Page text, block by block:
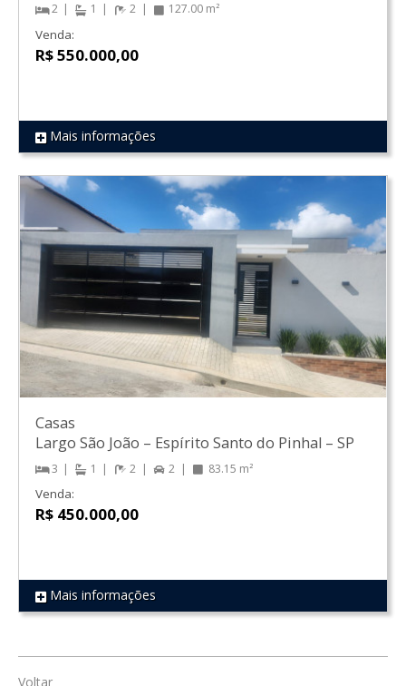
REF 1300
2 1 2 127.00 m²
Venda:
R$ 550.000,00
Mais informações
REF 1001
Casas
Largo São João – Espírito Santo do Pinhal – SP
3 1 2 2 83.15 m²
Venda:
R$ 450.000,00
Mais informações
Voltar